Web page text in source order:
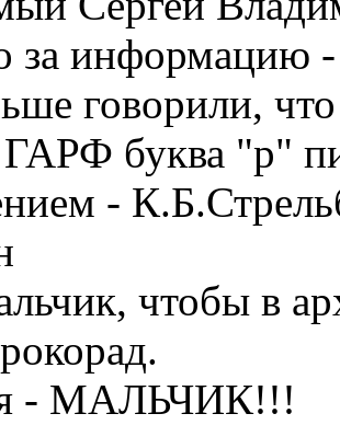
за информацию
говорили,
буква "р"
-
чтобы в
я - МАЛЬЧИК!!!